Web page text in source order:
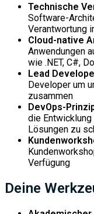
Technische
Software-
Verantwortung
Cloud-native
Anwendungen
wie .NET, C#,
Lead
Developer um
zusammen
DevOps-
die
Lösungen zu
Verfügung
Deine